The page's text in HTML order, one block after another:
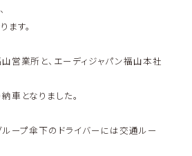
ます。
営業所と、エーディジャパン福山本社
車となりました。
ープ傘下のドライバーには交通ルー